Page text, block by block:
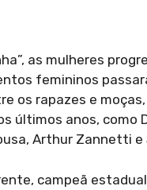
as mulheres
femininos
os rapazes e
últimos anos, como
Arthur Zannetti e
campeã